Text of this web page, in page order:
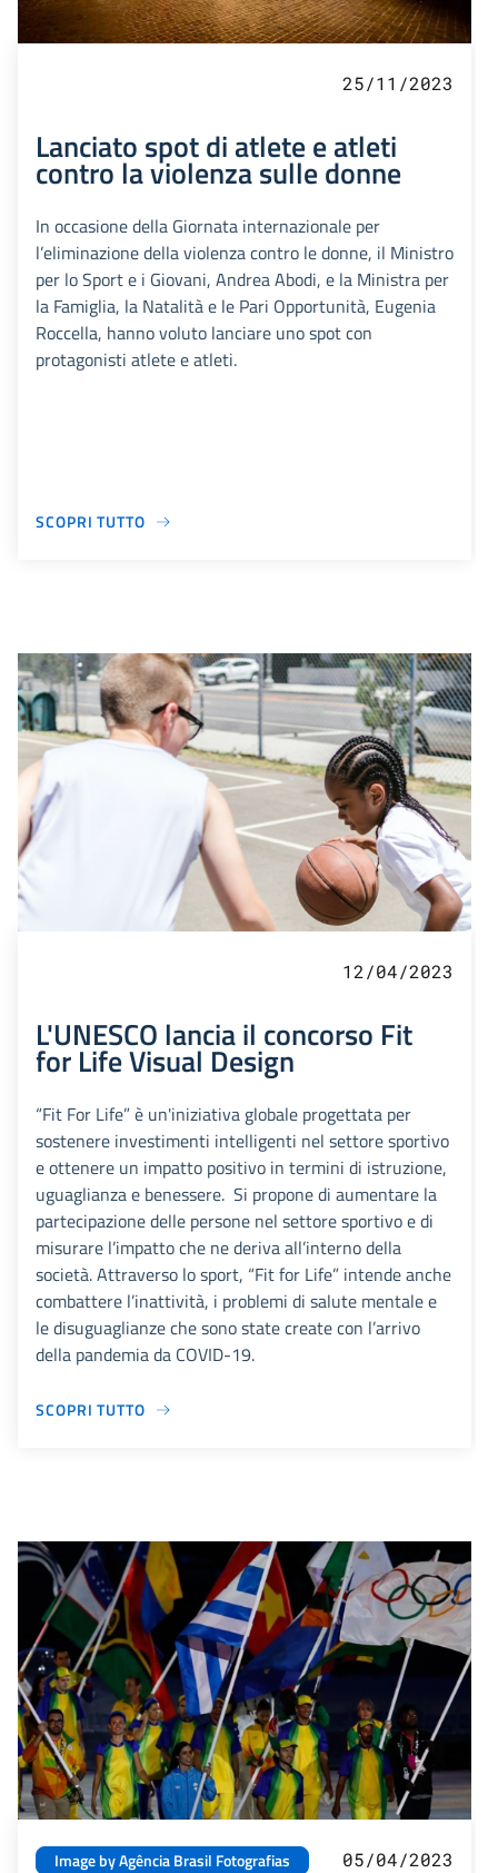
25/11/2023
Lanciato spot di atlete e atleti
contro la violenza sulle donne
In occasione della Giornata internazionale per
l’eliminazione della violenza contro le donne, il Ministro
per lo Sport e i Giovani, Andrea Abodi, e la Ministra per
la Famiglia, la Natalità e le Pari Opportunità, Eugenia
Roccella, hanno voluto lanciare uno spot con
protagonisti atlete e atleti.
SCOPRI TUTTO
12/04/2023
L'UNESCO lancia il concorso Fit
for Life Visual Design
“Fit For Life” è un'iniziativa globale progettata per
sostenere investimenti intelligenti nel settore sportivo
e ottenere un impatto positivo in termini di istruzione,
uguaglianza e benessere. Si propone di aumentare la
partecipazione delle persone nel settore sportivo e di
misurare l’impatto che ne deriva all’interno della
società. Attraverso lo sport, “Fit for Life” intende anche
combattere l’inattività, i problemi di salute mentale e
le disuguaglianze che sono state create con l’arrivo
della pandemia da COVID-19.
SCOPRI TUTTO
Image by Agência Brasil Fotografias 05/04/2023